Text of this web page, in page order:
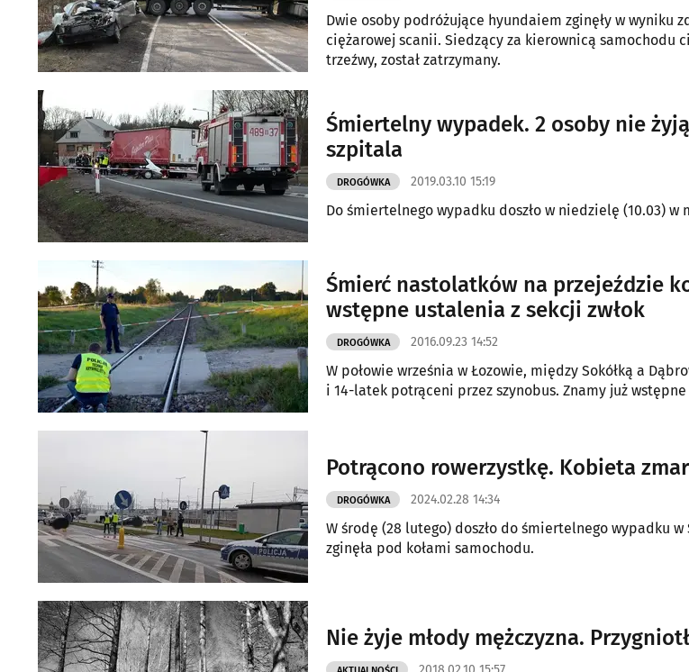
Dwie osoby podróżujące hyundaiem zginęły w wyniku
ciężarowej scanii. Siedzący za kierownicą samochodu
trzeźwy, został zatrzymany.
Śmiertelny wypadek. 2 osoby nie
szpitala
DROGÓWKA 2019.03.10 15:19
Do śmiertelnego wypadku doszło w niedzielę (10.03) w
Śmierć nastolatków na przejeździe
wstępne ustalenia z sekcji zwłok
DROGÓWKA 2016.09.23 14:52
W połowie września w Łozowie, między Sokółką a
i 14-latek potrąceni przez szynobus. Znamy już
Potrącono rowerzystkę. Kobieta
DROGÓWKA 2024.02.28 14:34
W środę (28 lutego) doszło do śmiertelnego wypadku
zginęła pod kołami samochodu.
Nie żyje młody mężczyzna.